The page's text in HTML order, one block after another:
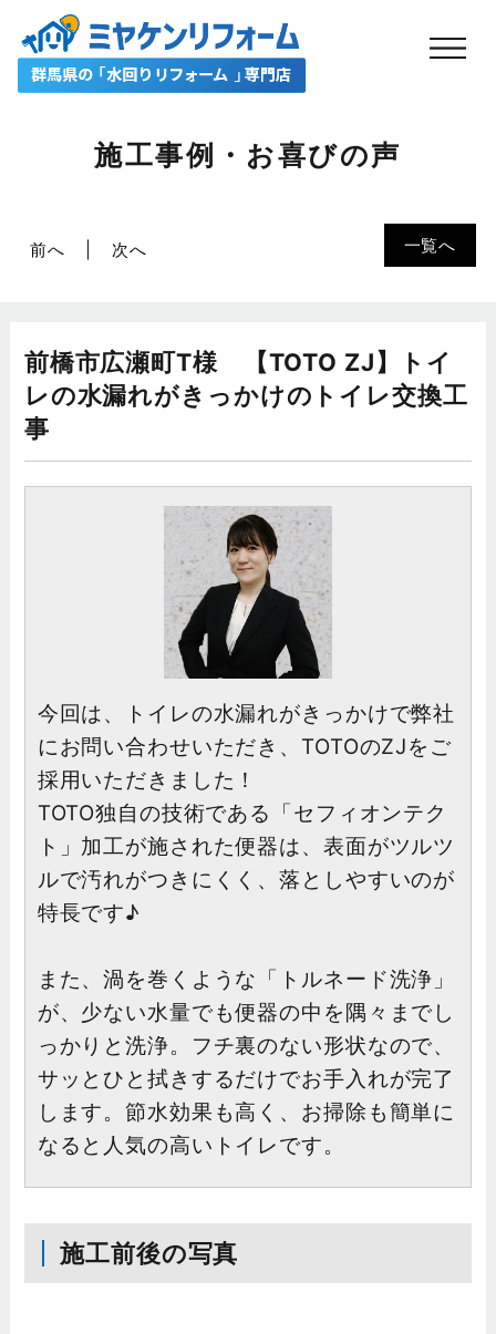
施工事例・お喜びの声
一覧へ
前へ 次へ
前橋市広瀬町T様 【TOTO ZJ】トイ
レの水漏れがきっかけのトイレ交換工
事
今回は、トイレの水漏れがきっかけで弊社
にお問い合わせいただき、TOTOのZJをご
採用いただきました！
TOTO独自の技術である「セフィオンテク
ト」加工が施された便器は、表面がツルツ
ルで汚れがつきにくく、落としやすいのが
特長です♪
また、渦を巻くような「トルネード洗浄」
が、少ない水量でも便器の中を隅々までし
っかりと洗浄。フチ裏のない形状なので、
サッとひと拭きするだけでお手入れが完了
します。節水効果も高く、お掃除も簡単に
なると人気の高いトイレです。
施工前後の写真